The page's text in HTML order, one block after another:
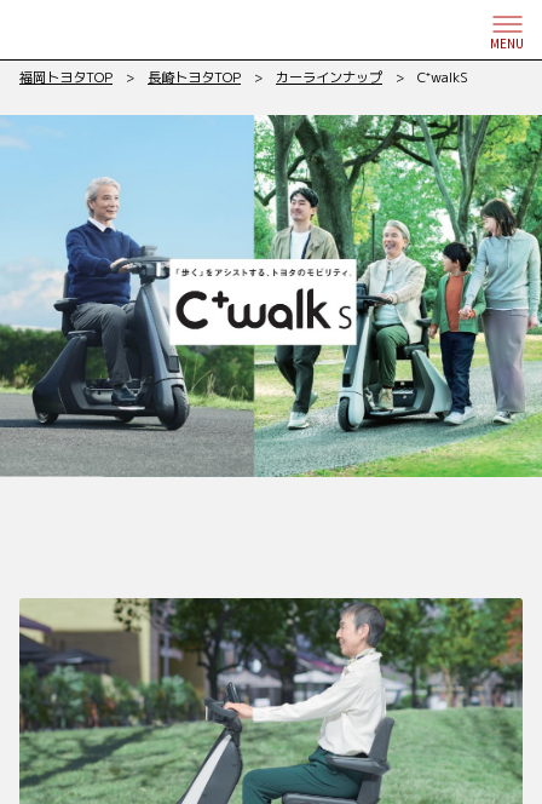
MENU
福岡トヨタTOP > 長崎トヨタTOP > カーラインナップ > C⁺walkS